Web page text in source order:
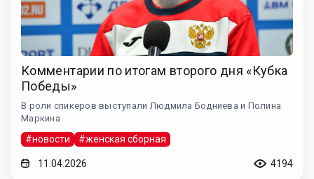
Комментарии по итогам второго дня «Кубка
Победы»
В роли спикеров выступали Людмила Бодниева и Полина
Маркина
#новости #женская сборная
11.04.2026 4194